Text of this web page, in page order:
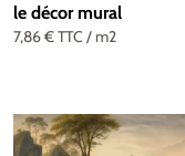
7,86 €TTC / m2
le décor mural